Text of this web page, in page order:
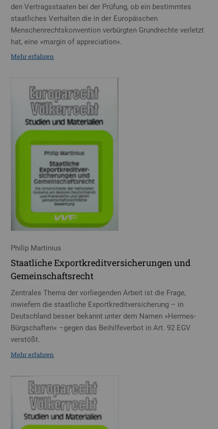
den Vertragsstaaten bei der Prüfung, ob ein bestimmtes
staatliches Verhalten die in der Europäischen
Menschenrechtskonvention verbürgten Grundrechte verletzt
hat, eine »margin of appreciation«.
Mehr erfahren
Philip Martinius
Staatliche Exportkreditversicherungen und
Gemeinschaftsrecht
Zentrales Thema der vorliegenden Arbeit ist die Frage,
inwiefern die staatliche Exportkreditversicherung – in
Deutschland besser bekannt unter dem Namen »Hermes-
Bürgschaften« –gegen das Beihilfeverbot in Art. 92 EGV
verstößt.
Mehr erfahren